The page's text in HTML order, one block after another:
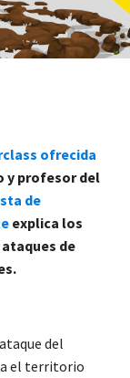
ofrecida
y profesor del
de
explica los
de
del
el territorio